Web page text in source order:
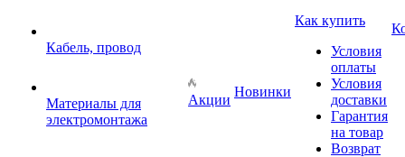
Кабель, провод
Материалы для
электромонтажа
Акции
Новинки
Как купить
Условия
оплаты
Условия
доставки
Гарантия
на товар
Возврат